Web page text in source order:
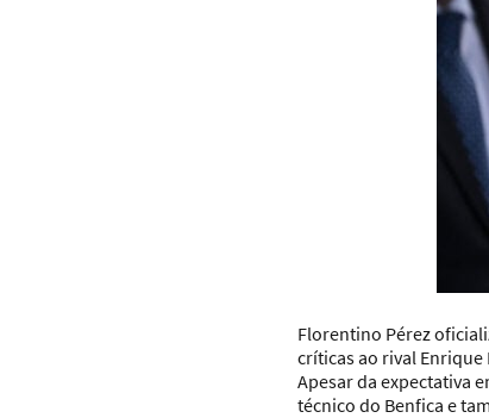
Florentino Pérez
críticas ao rival
Apesar da expectativa
técnico do Benfica e